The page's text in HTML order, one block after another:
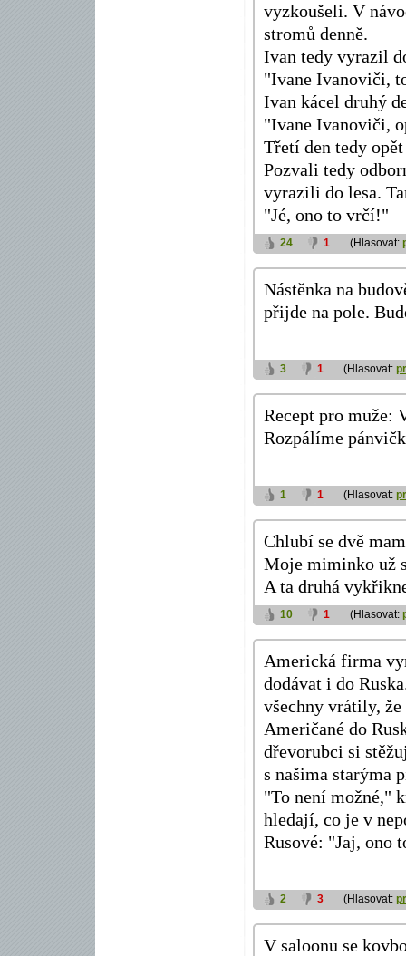
vyzkoušeli. V
stromů denně.
Ivan tedy vyrazil
"Ivane Ivanoviči,
Ivan kácel druhý
"Ivane Ivanoviči,
Třetí den tedy
Pozvali tedy
vyrazili do lesa.
"Jé, ono to vrčí!"
24 1 (Hlasovat:
Nástěnka na
přijde na pole.
3 1 (Hlasovat:
Recept pro muže:
Rozpálíme
1 1 (Hlasovat:
Chlubí se dvě
Moje miminko už
A ta druhá
10 1 (Hlasovat:
Americká firma
dodávat i do
všechny vrátily,
Američané do
dřevorubci si
s našima starýma
"To není možné,"
hledají, co je v
Rusové: "Jaj, ono
2 3 (Hlasovat:
V saloonu se